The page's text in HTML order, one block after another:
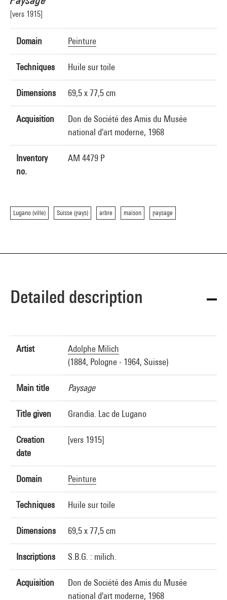
[vers 1915]
Domain Peinture
Techniques Huile sur toile
Dimensions 69,5 x 77,5 cm
Acquisition
Don de Société des Amis du Musée
national d'art moderne, 1968
Inventory
no.
AM 4479 P
Lugano (ville) Suisse (pays) arbre maison paysage
Detailed description
Artist
Adolphe Milich
(1884, Pologne - 1964, Suisse)
Main title Paysage
Title given Grandia. Lac de Lugano
Creation
date
[vers 1915]
Domain Peinture
Techniques Huile sur toile
Dimensions 69,5 x 77,5 cm
Inscriptions S.B.G. : milich.
Acquisition
Don de Société des Amis du Musée
national d'art moderne, 1968